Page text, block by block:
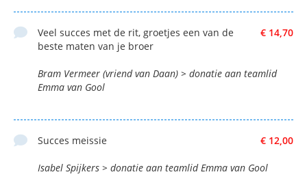
€ 14,70
Veel succes met de rit, groetjes een van de
beste maten van je broer
Bram Vermeer (vriend van Daan) > donatie aan teamlid
Emma van Gool
€ 12,00
Succes meissie
Isabel Spijkers > donatie aan teamlid Emma van Gool